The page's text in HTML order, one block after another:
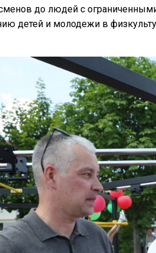
до людей с
детей и молодежи в